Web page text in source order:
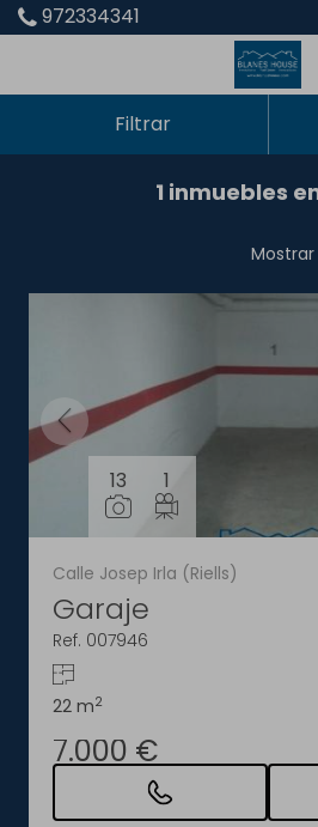
972334341
Filtrar
1 inmuebles
13 1
Calle Josep Irla (Riells)
Garaje
Ref. 007946
22 m2
7.000 €